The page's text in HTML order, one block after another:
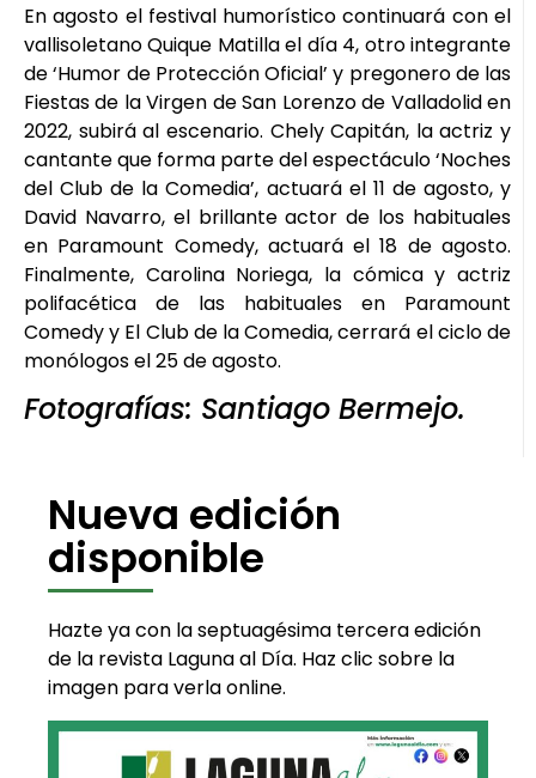
En agosto el festival humorístico continuará con el
vallisoletano Quique Matilla el día 4, otro integrante
de ‘Humor de Protección Oficial’ y pregonero de las
Fiestas de la Virgen de San Lorenzo de Valladolid en
2022, subirá al escenario. Chely Capitán, la actriz y
cantante que forma parte del espectáculo ‘Noches
del Club de la Comedia’, actuará el 11 de agosto, y
David Navarro, el brillante actor de los habituales
en Paramount Comedy, actuará el 18 de agosto.
Finalmente, Carolina Noriega, la cómica y actriz
polifacética de las habituales en Paramount
Comedy y El Club de la Comedia, cerrará el ciclo de
monólogos el 25 de agosto.
Fotografías: Santiago Bermejo.
Nueva edición
disponible
Hazte ya con la septuagésima tercera edición
de la revista Laguna al Día. Haz clic sobre la
imagen para verla online.